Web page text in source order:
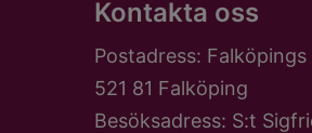
Kontakta oss
Postadress:
521 81 Falköping
Besöksadress: S:t